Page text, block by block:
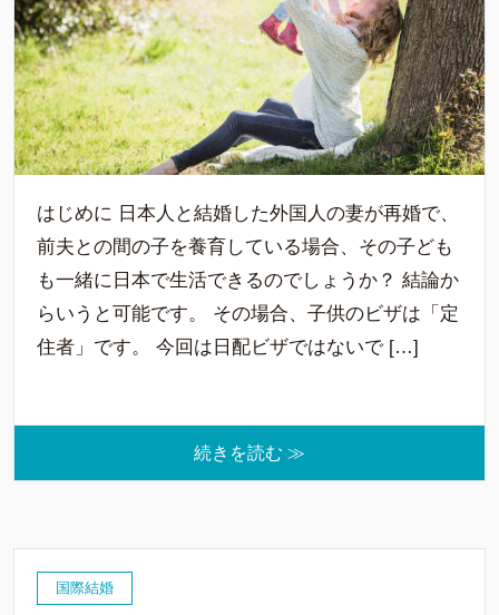
はじめに 日本人と結婚した外国人の妻が再婚で、
前夫との間の子を養育している場合、その子ども
も一緒に日本で生活できるのでしょうか？ 結論か
らいうと可能です。 その場合、子供のビザは「定
住者」です。 今回は日配ビザではないで […]
続きを読む ≫
国際結婚